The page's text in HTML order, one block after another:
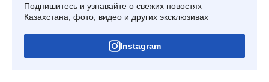
Подпишитесь и узнавайте о свежих новостях
Казахстана, фото, видео и других эксклюзивах
Instagram